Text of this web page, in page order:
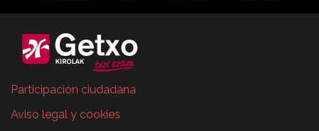
Participación ciudadana
Aviso legal y cookies